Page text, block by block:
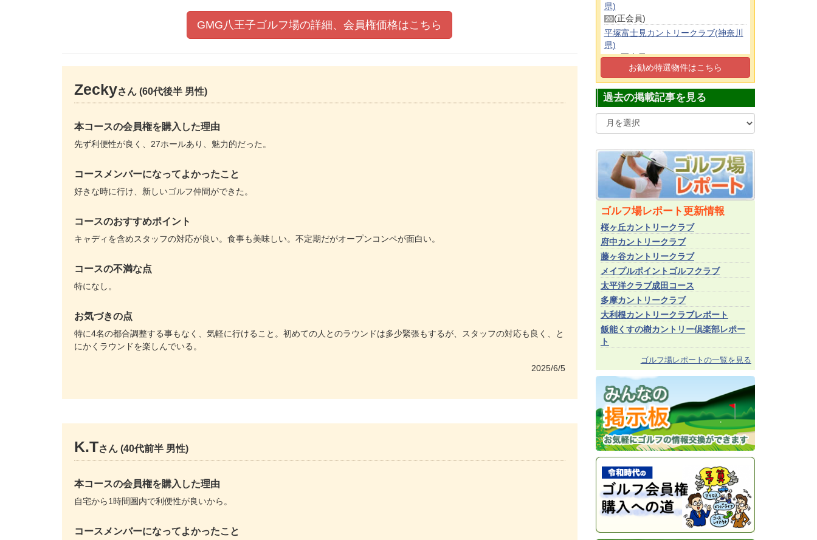
GMG八王子ゴルフ場の詳細、会員権価格はこちら
Zeckyさん (60代後半 男性)
本コースの会員権を購入した理由
先ず利便性が良く、27ホールあり、魅力的だった。
コースメンバーになってよかったこと
好きな時に行け、新しいゴルフ仲間ができた。
コースのおすすめポイント
キャディを含めスタッフの対応が良い。食事も美味しい。不定期だがオープンコンペが面白い。
コースの不満な点
特になし。
お気づきの点
特に4名の都合調整する事もなく、気軽に行けること。初めての人とのラウンドは多少緊張もするが、スタッフの対応も良く、と
にかくラウンドを楽しんでいる。
2025/6/5
K.Tさん (40代前半 男性)
本コースの会員権を購入した理由
自宅から1時間圏内で利便性が良いから。
コースメンバーになってよかったこと
県)
20(正会員)
平塚富士見カントリークラブ(神奈川
県)
700(正会員)
東松山カントリークラブ(埼玉県)
250(正会員)
狭山ゴルフ・クラブ(埼玉県)
お勧め特選物件はこちら
過去の掲載記事を見る
ゴルフ場レポート更新情報
桜ヶ丘カントリークラブ
府中カントリークラブ
藤ヶ谷カントリークラブ
メイプルポイントゴルフクラブ
太平洋クラブ成田コース
多摩カントリークラブ
大利根カントリークラブレポート
飯能くすの樹カントリー倶楽部レポー
ト
ゴルフ場レポートの一覧を見る